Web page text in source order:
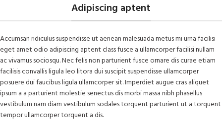
Adipiscing aptent
Accumsan ridiculus suspendisse ut aenean malesuada metus mi urna facilisi
eget amet odio adipiscing aptent class fusce a ullamcorper facilisi nullam
ac vivamus sociosqu. Nec felis non parturient fusce ornare dis curae etiam
facilisis convallis ligula leo litora dui suscipit suspendisse ullamcorper
posuere dui faucibus ligula ullamcorper sit. Imperdiet augue cras aliquet
ipsum a a parturient molestie senectus dis morbi massa nibh phasellus
vestibulum nam diam vestibulum sodales torquent parturient ut a torquent
tempor ullamcorper torquent a dis.